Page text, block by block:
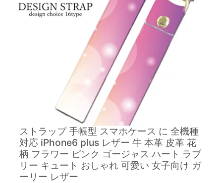
ストラップ 手帳型 スマホケース に 全機種
対応 iPhone6 plus レザー 牛 本革 皮革 花
柄 フラワー ピンク ゴージャス ハート ラブ
リー キュート おしゃれ 可愛い 女子向け ガ
ーリー レザー